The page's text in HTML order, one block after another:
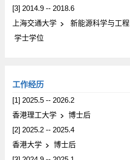
[3] 2014.9 -- 2018.6
上海交通大学
新能源科学与工程
学士学位
工作经历
[1] 2025.5 -- 2026.2
香港理工大学
博士后
[2] 2025.2 -- 2025.4
香港大学
博士后